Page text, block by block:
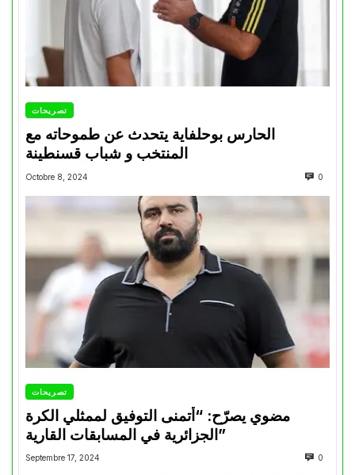
تصريحات
الحارس بوحلفاية يتحدث عن طموحاته مع
المنتخب و شباب قسنطينة
Octobre 8, 2024 0
تصريحات
مضوي يصرّح: “أتمنى التوفيق لممثلي الكرة
الجزائرية في المسابقات القارية”
Septembre 17, 2024 0